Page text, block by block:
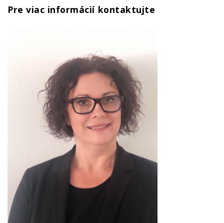
Pre viac informácií kontaktujte